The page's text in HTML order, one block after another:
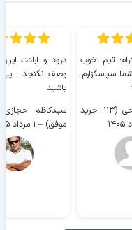
تیم خوب
سپاسگزارم.
ابوالفضل صالحی (۱۱۳ خرید
درود و ارادت
وصف نگنجد...
باشید
موفق) – ۱ مرداد ۱۴۰۵